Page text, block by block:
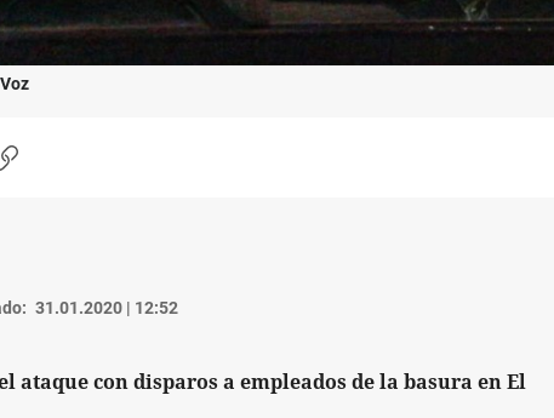
Copiar
31.01.2020 | 12:52
ataque con disparos a empleados de la basura en El